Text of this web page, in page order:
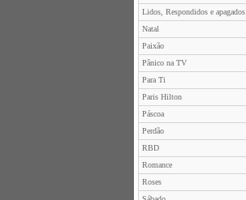
Lidos, Respondidos e apagados
Natal
Paixão
Pânico na TV
Para Ti
Paris Hilton
Páscoa
Perdão
RBD
Romance
Roses